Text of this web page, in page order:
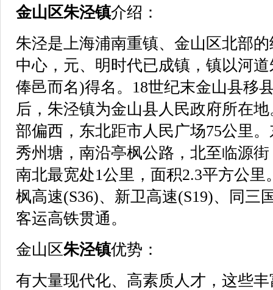
金山区朱泾镇介绍：
朱泾是上海浦南重镇、金山区北部
中心，元、明时代已成镇，镇以河
俸邑而名)得名。18世纪末金山县移
后，朱泾镇为金山县人民政府所在
部偏西，东北距市人民广场75公里
秀州塘，南沿亭枫公路，北至临源
南北最宽处1公里，面积2.3平方公里
枫高速(S36)、新卫高速(S19)、同三
客运高铁贯通。
金山区朱泾镇优势：
有大量现代化、高素质人才，这些